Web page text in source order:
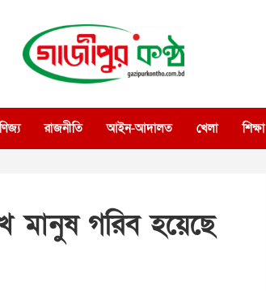
গাজীপুর কণ্ঠ
রাজনীতি আইন-আদালত খেলা শিক্ষা
মানুষ গরিব হয়েছে